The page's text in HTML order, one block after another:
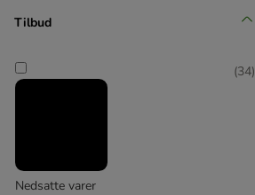
Halti
(4)
Heim
Tilbud
Nedsatte varer
(34)